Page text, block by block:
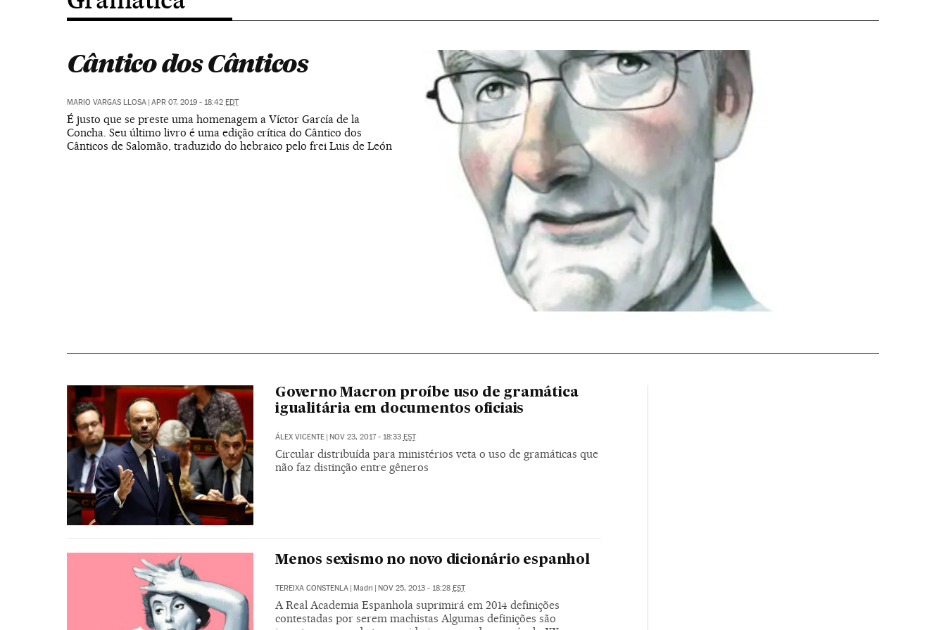
Cântico dos Cânticos
MARIO VARGAS LLOSA | APR 07, 2019 - 18:42 EDT
É justo que se preste uma homenagem a Víctor García de la
Concha. Seu último livro é uma edição crítica do Cântico dos
Cânticos de Salomão, traduzido do hebraico pelo frei Luis de León
Governo Macron proíbe uso de gramática
igualitária em documentos oficiais
ÁLEX VICENTE | NOV 23, 2017 - 18:33 EST
Circular distribuída para ministérios veta o uso de gramáticas que
não faz distinção entre gêneros
Menos sexismo no novo dicionário espanhol
TEREIXA CONSTENLA Madri NOV 25, 2013 - 18:28 EST
A Real Academia Espanhola suprimirá em 2014 definições
contestadas por serem machistas Algumas definições são